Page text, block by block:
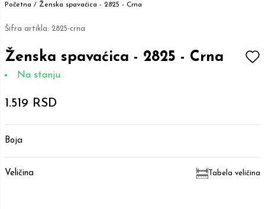
Početna / Ženska spavaćica - 2825 - Crna
Šifra artikla: 2825-crna
Ženska spavaćica - 2825 - Crna
Na stanju
1.519 RSD
Boja
Veličina Tabela veličina